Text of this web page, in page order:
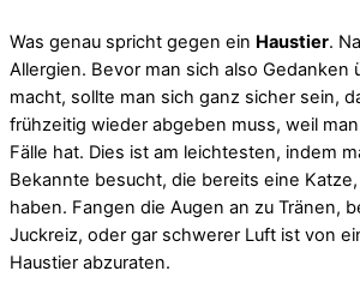
Was genau spricht gegen ein Haustier.
Allergien. Bevor man sich also Gedanken
macht, sollte man sich ganz sicher sein,
frühzeitig wieder abgeben muss, weil
Fälle hat. Dies ist am leichtesten, indem
Bekannte besucht, die bereits eine
haben. Fangen die Augen an zu Tränen,
Juckreiz, oder gar schwerer Luft ist von
Haustier abzuraten.